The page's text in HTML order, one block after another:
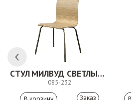
СТУЛ МИЛВУД СВЕТЛЫЙ ШЕЛК
085-232
Заказ